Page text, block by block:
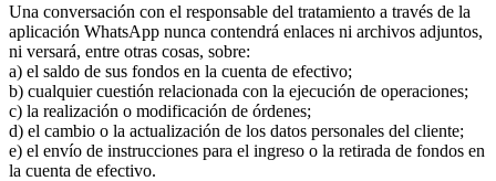
Una conversación con el responsable del tratamiento a través de la
aplicación WhatsApp nunca contendrá enlaces ni archivos adjuntos,
ni versará, entre otras cosas, sobre:
a) el saldo de sus fondos en la cuenta de efectivo;
b) cualquier cuestión relacionada con la ejecución de operaciones;
c) la realización o modificación de órdenes;
d) el cambio o la actualización de los datos personales del cliente;
e) el envío de instrucciones para el ingreso o la retirada de fondos en
la cuenta de efectivo.